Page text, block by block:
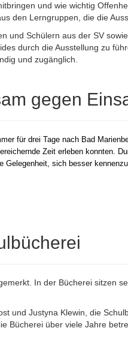
und wie wichtig
den Lerngruppen, die die
und Schülern aus der SV
durch die Ausstellung zu
und zugänglich.
gegen
für drei Tage nach Bad
Zeit erleben konnten.
sich besser
In der Bücherei sitzen
und Justyna Klewin, die
Bücherei über viele Jahre